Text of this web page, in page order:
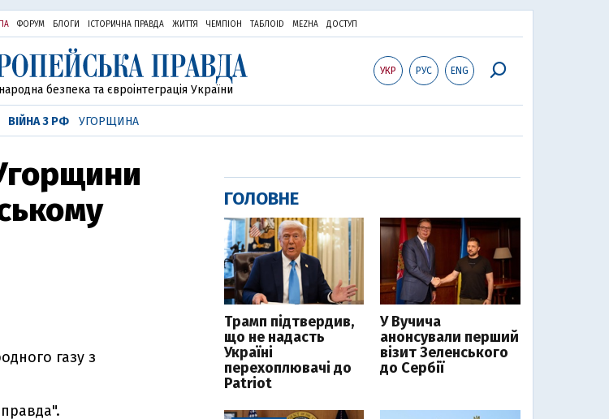
ФОРУМ БЛОГИ ІСТОРИЧНА ПРАВДА ЖИТТЯ ЧЕМПІОН ТАБЛОID MEZHA ДОСТУП
УКР РУС ENG
безпека та євроінтеграція України
ВІЙНА З РФ УГОРЩИНА
газу з
ГОЛОВНЕ
Трамп підтвердив,
що не надасть
Україні
перехоплювачі до
Patriot
У Вучича
анонсували перший
візит Зеленського
до Сербії